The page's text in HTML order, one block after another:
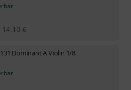
14,10 €
131 Dominant A Violin 1/8